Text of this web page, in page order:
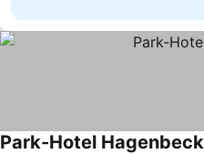
Park-Hotel Hagenbeck